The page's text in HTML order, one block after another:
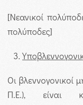
[Νεανικοί
πολύποδες]
Οι βλεννογονικοί
Π.Ε.), είναι